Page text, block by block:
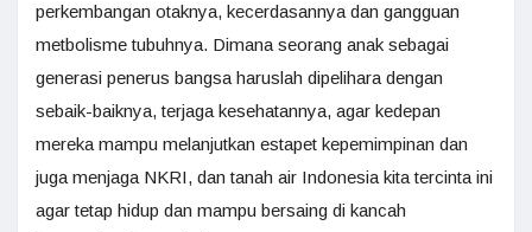
perkembangan otaknya, kecerdasannya dan gangguan
metbolisme tubuhnya. Dimana seorang anak sebagai
generasi penerus bangsa haruslah dipelihara dengan
sebaik-baiknya, terjaga kesehatannya, agar kedepan
mereka mampu melanjutkan estapet kepemimpinan dan
juga menjaga NKRI, dan tanah air Indonesia kita tercinta ini
agar tetap hidup dan mampu bersaing di kancah